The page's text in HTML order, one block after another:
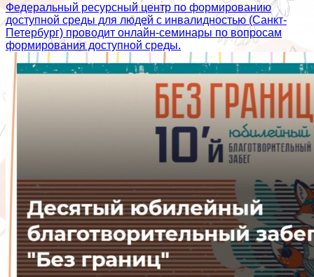
Федеральный ресурсный центр по формированию
доступной среды для людей с инвалидностью (Санкт-
Петербург) проводит онлайн-семинары по вопросам
формирования доступной среды.